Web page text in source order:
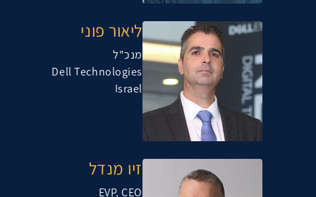
ליאור פוני
מנכ"ל
Dell Technologies
Israel
זיו מנדל
EVP, CEO